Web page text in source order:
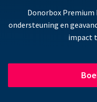
Donorbox Premium
ondersteuning en
impact